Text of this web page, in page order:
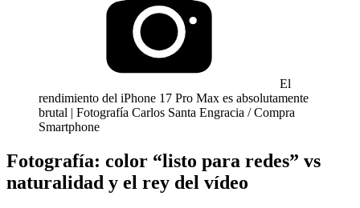
El
rendimiento del iPhone 17 Pro Max es absolutamente
brutal | Fotografía Carlos Santa Engracia / Compra
Smartphone
Fotografía: color “listo para redes” vs
naturalidad y el rey del vídeo